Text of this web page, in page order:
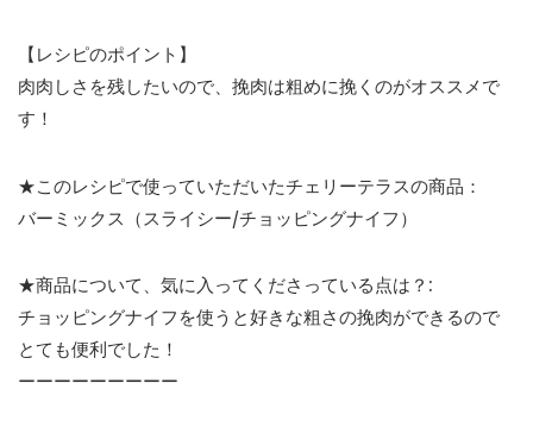
【レシピのポイント】
肉肉しさを残したいので、挽肉は粗めに挽くのがオススメで
す！
★このレシピで使っていただいたチェリーテラスの商品：
バーミックス（スライシー/チョッピングナイフ）
★商品について、気に入ってくださっている点は？:
チョッピングナイフを使うと好きな粗さの挽肉ができるので
とても便利でした！
ーーーーーーーーー